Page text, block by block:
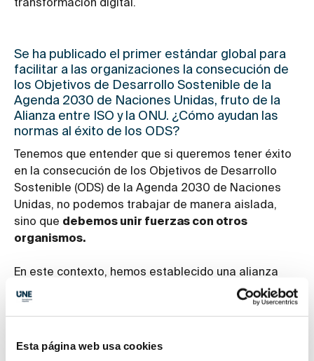
Esta página web usa cookies
transformación digital.
Se ha publicado el primer estándar global para
facilitar a las organizaciones la consecución de
los Objetivos de Desarrollo Sostenible de la
Agenda 2030 de Naciones Unidas, fruto de la
Alianza entre ISO y la ONU. ¿Cómo ayudan las
normas al éxito de los ODS?
Tenemos que entender que si queremos tener éxito
en la consecución de los Objetivos de Desarrollo
Sostenible (ODS) de la Agenda 2030 de Naciones
Unidas, no podemos trabajar de manera aislada,
sino que debemos unir fuerzas con otros
organismos.
En este contexto, hemos establecido una alianza
estratégica con Naciones Unidas, de la que nos
este acuerdo, se ha publicado la